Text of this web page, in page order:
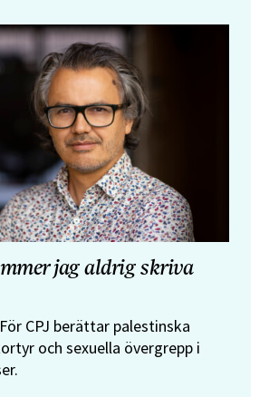
jag aldrig skriva
För CPJ berättar palestinska
och sexuella övergrepp i